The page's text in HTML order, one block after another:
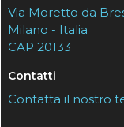
Via Moretto da
Milano - Italia
CAP 20133
Contatti
Contatta il nostro